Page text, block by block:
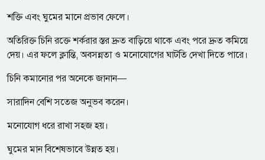
শক্তি এবং ঘুমের মানে প্রভাব ফেলে।
অতিরিক্ত চিনি রক্তে শর্করার স্তর দ্রুত বাড়িয়ে থাকে এবং পরে দ্রুত কমিয়ে
দেয়। এর ফলে ক্লান্তি, অবসন্নতা ও মনোযোগের ঘাটতি দেখা দিতে পারে।
চিনি কমানোর পর অনেকে জানান—
সারাদিন বেশি সতেজ অনুভব করেন।
মনোযোগ ধরে রাখা সহজ হয়।
ঘুমের মান বিশেষভাবে উন্নত হয়।